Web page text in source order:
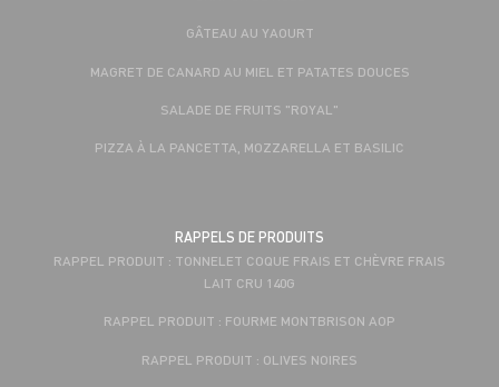
GÂTEAU AU YAOURT
MAGRET DE CANARD AU MIEL ET PATATES DOUCES
SALADE DE FRUITS "ROYAL"
PIZZA À LA PANCETTA, MOZZARELLA ET BASILIC
RAPPELS DE PRODUITS
RAPPEL PRODUIT : TONNELET COQUE FRAIS ET CHÈVRE FRAIS
LAIT CRU 140G
RAPPEL PRODUIT : FOURME MONTBRISON AOP
RAPPEL PRODUIT : OLIVES NOIRES